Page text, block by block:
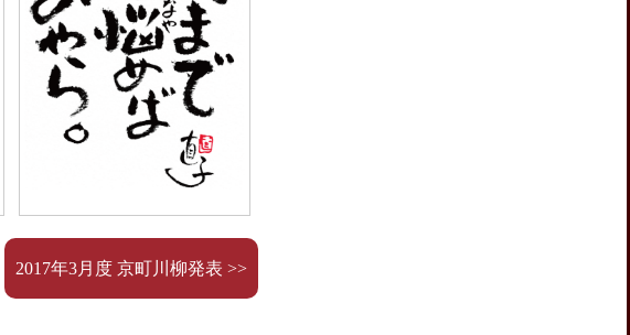
2017年3月度 京町川柳発表 >>